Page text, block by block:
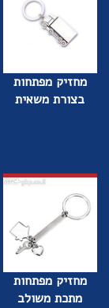
מחזיק מפתחות
בצורת משאית
מחזיק מפתחות
מתכת משולב